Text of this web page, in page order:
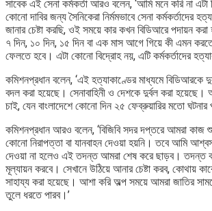
সাবেক এই সেনা কর্মকর্তা আরও বলেন, ‘আমি মনে করি না এটা
কোনো দাবির জন্য সৈনিকেরা নির্মমভাবে সেনা কর্মকর্তাদের
জানার চেষ্টা করছি, ওই সময়ে কার কখন বিডিআরে পদায়ন
৭ দিন, ১০ দিন, ১৫ দিন বা এক মাস আগে গিয়ে কী এমন
ফেলতে হবে। এটা কোনো বিদ্রোহ নয়, এটি কর্মকর্তাদের
কমিশনপ্রধান বলেন, ‘এই হত্যাকাণ্ডের মাধ্যমে বিডিআরকে
বদল করা হয়েছে। সেনাবাহিনী ও দেশকে দুর্বল করা
চাই, যেন বাংলাদেশে কোনো দিন ২৫ ফেব্রুয়ারির মতো ঘটনার
কমিশনপ্রধান আরও বলেন, ‘বিজিবি সদর দপ্তরে আমরা কাজ
কোনো নিরাপত্তা বা যানবাহন দেওয়া হয়নি। তবে আমি
দেওয়া না হলেও এই তদন্ত আমরা শেষ করে ছাড়ব। তদন্ত
মূল্যায়ন করবে। সেখানে উঠিয়ে আনার চেষ্টা করব, কোথায়
সাহায্য করা হয়েছে। আশা করি অল্প সময়ে আমরা জাতির
তুলে ধরতে পারব।’